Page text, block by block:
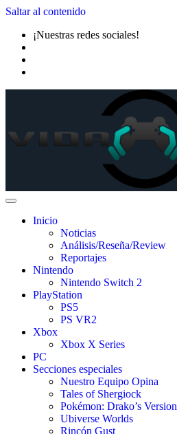
Saltar al contenido
¡Nuestras redes sociales!
Inicio
Noticias
Análisis/Reseña/Review
Reportajes
Nintendo
Nintendo Switch 2
PlayStation
PS5
PS VR2
Xbox
Xbox X Series
PC
Secciones especiales
Nuestro Equipo Opina
Tales of Shergiock
Pokémon: Drako’s Version
Ubiverse Worlds
Rincón Gust